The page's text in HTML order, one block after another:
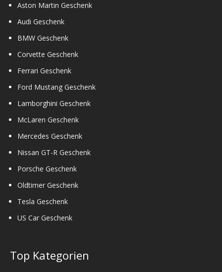
Aston Martin Geschenk
Audi Geschenk
BMW Geschenk
Corvette Geschenk
Ferrari Geschenk
Ford Mustang Geschenk
Lamborghini Geschenk
McLaren Geschenk
Mercedes Geschenk
Nissan GT-R Geschenk
Porsche Geschenk
Oldtimer Geschenk
Tesla Geschenk
US Car Geschenk
Top Kategorien